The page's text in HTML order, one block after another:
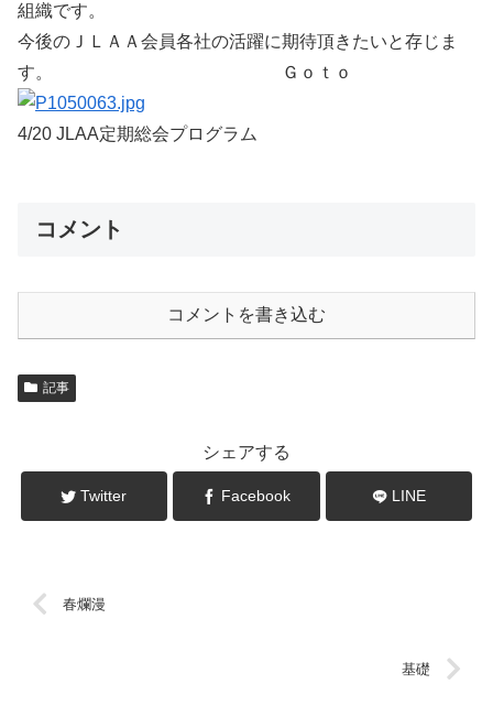
組織です。
今後のＪＬＡＡ会員各社の活躍に期待頂きたいと存じま
す。 Ｇｏｔｏ
4/20 JLAA定期総会プログラム
コメント
コメントを書き込む
記事
シェアする
Twitter Facebook LINE
春爛漫
基礎